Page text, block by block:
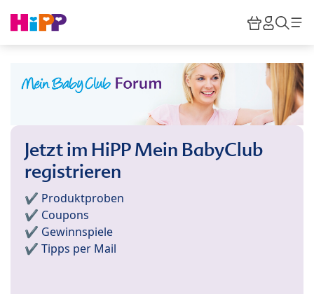
HiPP
Jetzt im HiPP Mein BabyClub
registrieren
✔️ Produktproben
✔️ Coupons
✔️ Gewinnspiele
✔️ Tipps per Mail